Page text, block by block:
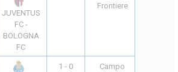
JUVENTUS
FC -
BOLOGNA
FC
Frontiere
1 - 0
Campo